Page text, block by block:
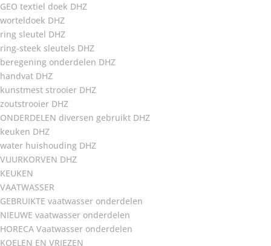
GEO textiel doek DHZ
worteldoek DHZ
ring sleutel DHZ
ring-steek sleutels DHZ
beregening onderdelen DHZ
handvat DHZ
kunstmest strooier DHZ
zoutstrooier DHZ
ONDERDELEN diversen gebruikt DHZ
keuken DHZ
water huishouding DHZ
VUURKORVEN DHZ
KEUKEN
VAATWASSER
GEBRUIKTE vaatwasser onderdelen
NIEUWE vaatwasser onderdelen
HORECA Vaatwasser onderdelen
KOELEN EN VRIEZEN